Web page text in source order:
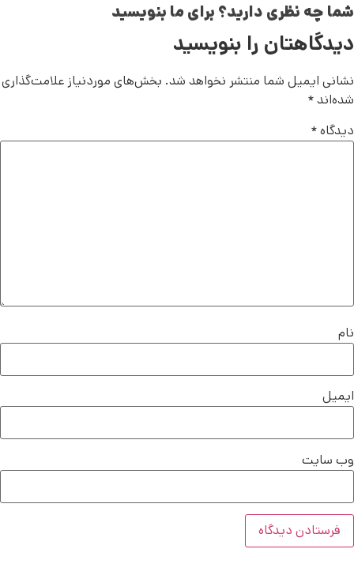
شما چه نظری دارید؟ برای ما بنویسید
دیدگاهتان را بنویسید
نشانی ایمیل شما منتشر نخواهد شد. بخش‌های موردنیاز علامت‌گذاری
شده‌اند*
دیدگاه*
نام
ایمیل
وب‌ سایت